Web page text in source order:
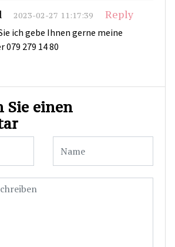
2023-02-27 11:17:39 Reply
ich gebe Ihnen gerne meine
279 14 80
Sie einen